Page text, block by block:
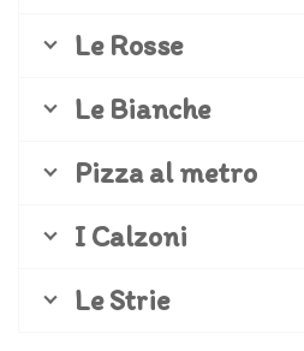
Le Rosse
Le Bianche
Pizza al metro
I Calzoni
Le Strie